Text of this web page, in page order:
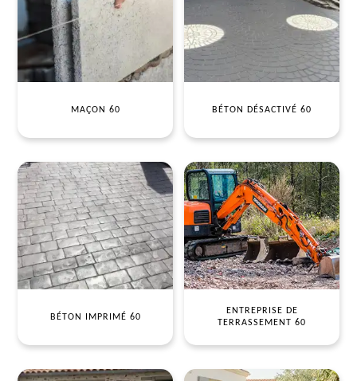
MAÇON 60 BÉTON DÉSACTIVÉ 60
BÉTON IMPRIMÉ 60
ENTREPRISE DE
TERRASSEMENT 60